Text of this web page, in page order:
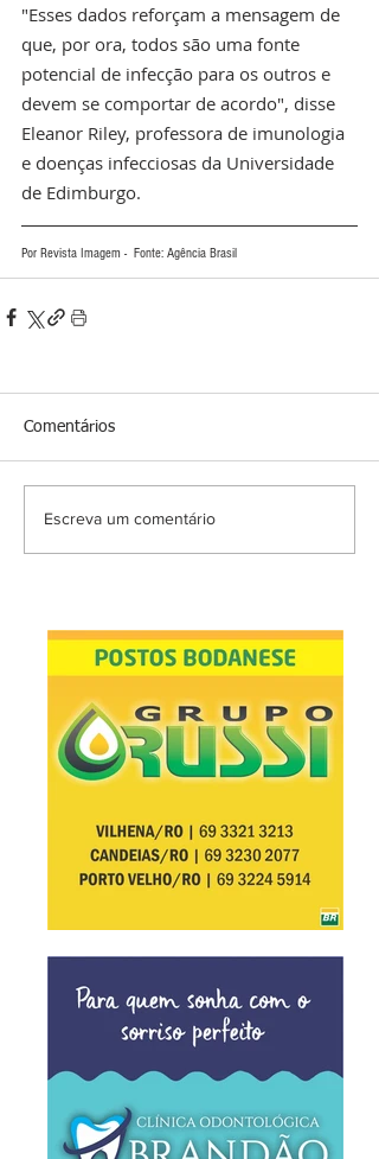
"Esses dados reforçam a mensagem de
que, por ora, todos são uma fonte
potencial de infecção para os outros e
devem se comportar de acordo", disse
Eleanor Riley, professora de imunologia
e doenças infecciosas da Universidade
de Edimburgo.
Por Revista Imagem -  Fonte: Agência Brasil
Comentários
Escreva um comentário